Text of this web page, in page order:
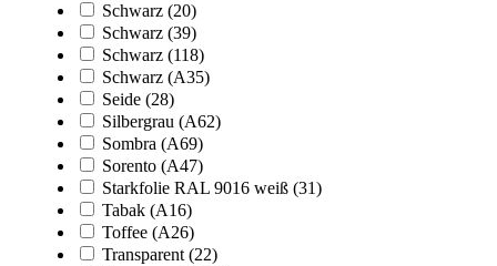
Schwarz (20)
Schwarz (39)
Schwarz (118)
Schwarz (A35)
Seide (28)
Silbergrau (A62)
Sombra (A69)
Sorento (A47)
Starkfolie RAL 9016 weiß (31)
Tabak (A16)
Toffee (A26)
Transparent (22)